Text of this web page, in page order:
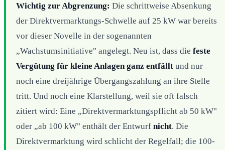
Wichtig zur Abgrenzung: Die schrittweise Absenkung
der Direktvermarktungs-Schwelle auf 25 kW war bereits
vor dieser Novelle in der sogenannten
„Wachstumsinitiative" angelegt. Neu ist, dass die feste
Vergütung für kleine Anlagen ganz entfällt und nur
noch eine dreijährige Übergangszahlung an ihre Stelle
tritt. Und noch eine Klarstellung, weil sie oft falsch
zitiert wird: Eine „Direktvermarktungspflicht ab 50 kW"
oder „ab 100 kW" enthält der Entwurf nicht. Die
Direktvermarktung wird schlicht der Regelfall; die 100-